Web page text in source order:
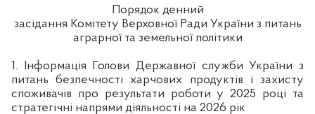
Порядок денний
засідання Комітету Верховної Ради України з питань
аграрної та земельної політики
1. Інформація Голови Державної служби України з
питань безпечності харчових продуктів і захисту
споживачів про результати роботи у 2025 році та
стратегічні напрями діяльності на 2026 рік